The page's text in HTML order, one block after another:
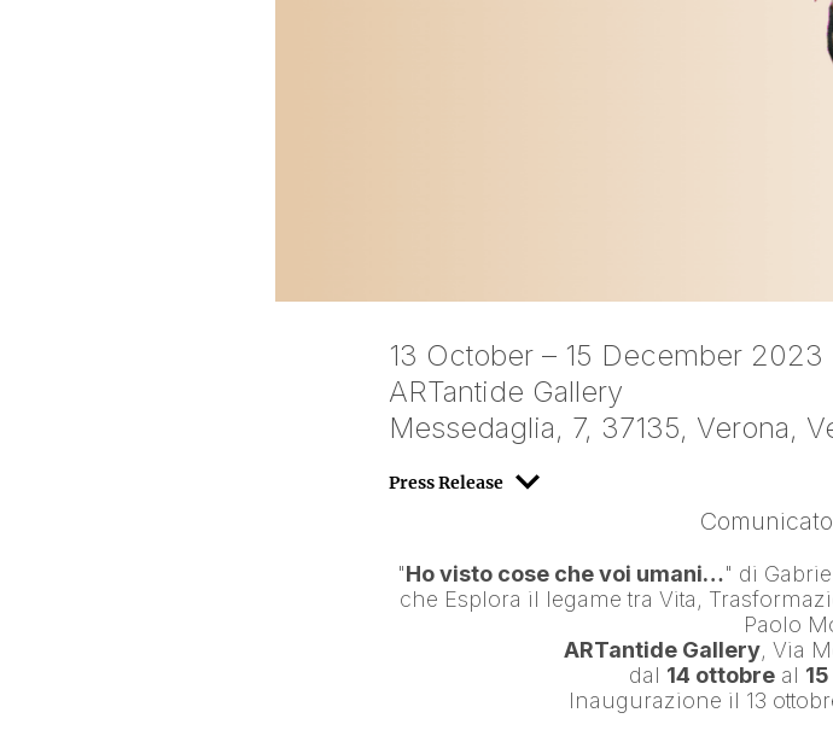
13 October – 15 December 2023
ARTantide Gallery
Messedaglia, 7, 37135, Verona,
Press Release
"Ho visto cose che voi umani…" di
Paolo
ARTantide Gallery, Via
dal 14 ottobre al
Inaugurazione il 13